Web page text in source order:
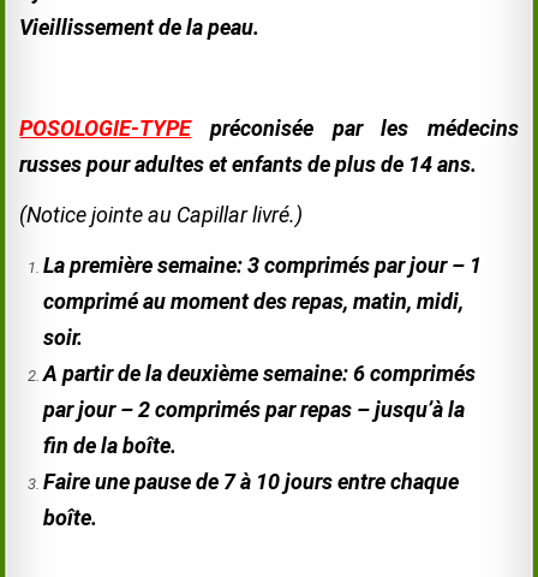
Vieillissement de la peau.
POSOLOGIE-TYPEpréconisée par les médecins
russes pour adultes et enfants de plus de 14 ans.
(Notice jointe au Capillar livré.)
La première semaine: 3 comprimés par jour – 1
comprimé au moment des repas, matin, midi,
soir.
A partir de la deuxième semaine: 6 comprimés
par jour – 2 comprimés par repas – jusqu’à la
fin de la boîte.
Faire une pause de 7 à 10 jours entre chaque
boîte.